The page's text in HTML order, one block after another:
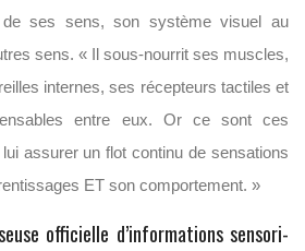
de ses sens, son système visuel au
sens. « Il sous-nourrit ses muscles,
internes, ses récepteurs tactiles et
entre eux. Or ce sont ces
assurer un flot continu de sensations
ET son comportement. »
officielle d’informations sensori-